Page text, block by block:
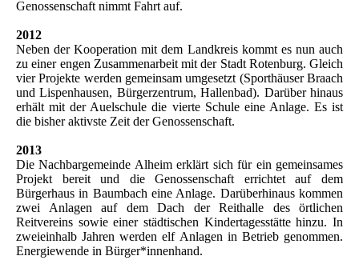
Genossenschaft nimmt Fahrt auf.
2012
Neben der Kooperation mit dem Landkreis kommt es nun auch
zu einer engen Zusammenarbeit mit der Stadt Rotenburg. Gleich
vier Projekte werden gemeinsam umgesetzt (Sporthäuser Braach
und Lispenhausen, Bürgerzentrum, Hallenbad). Darüber hinaus
erhält mit der Auelschule die vierte Schule eine Anlage. Es ist
die bisher aktivste Zeit der Genossenschaft.
2013
Die Nachbargemeinde Alheim erklärt sich für ein gemeinsames
Projekt bereit und die Genossenschaft errichtet auf dem
Bürgerhaus in Baumbach eine Anlage. Darüberhinaus kommen
zwei Anlagen auf dem Dach der Reithalle des örtlichen
Reitvereins sowie einer städtischen Kindertagesstätte hinzu. In
zweieinhalb Jahren werden elf Anlagen in Betrieb genommen.
Energiewende in Bürger*innenhand.